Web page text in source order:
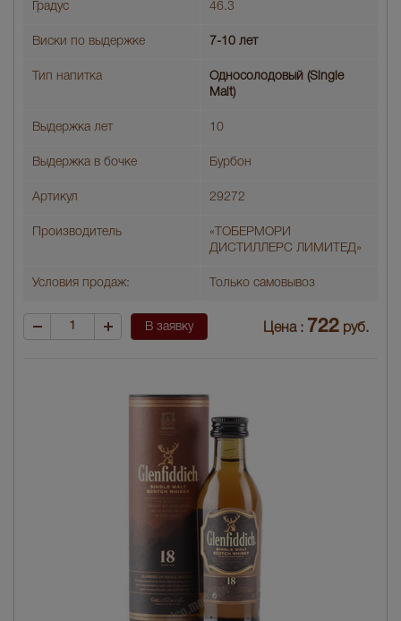
Градус 46.3
Виски по выдержке 7-10 лет
Тип напитка
Односолодовый (Single
Malt)
Выдержка лет 10
Выдержка в бочке Бурбон
Артикул 29272
Производитель
«ТОБЕРМОРИ
ДИСТИЛЛЕРС ЛИМИТЕД»
Условия продаж: Только самовывоз
В заявку Цена : 722 руб.